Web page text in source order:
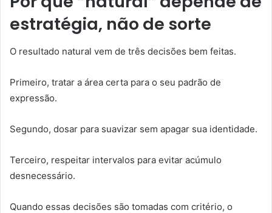
estratégia, não de sorte
O resultado natural vem de três decisões bem feitas.
Primeiro, tratar a área certa para o seu padrão de
expressão.
Segundo, dosar para suavizar sem apagar sua identidade.
Terceiro, respeitar intervalos para evitar acúmulo
desnecessário.
Quando essas decisões são tomadas com critério, o